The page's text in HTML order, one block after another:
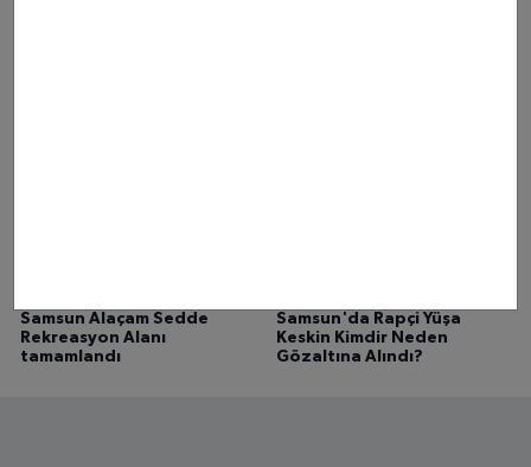
Samsun Alaçam Sedde
Rekreasyon Alanı
tamamlandı
Samsun'da Rapçi Yüşa
Keskin Kimdir Neden
Gözaltına Alındı?